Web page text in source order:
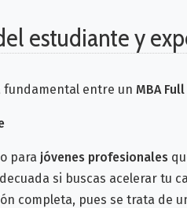
estudiante y
fundamental entre un MBA
para jóvenes profesionales
si buscas acelerar tu
completa, pues se trata de